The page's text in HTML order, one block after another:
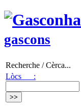
gascons
Recherche / Cèrca...
Lòcs :